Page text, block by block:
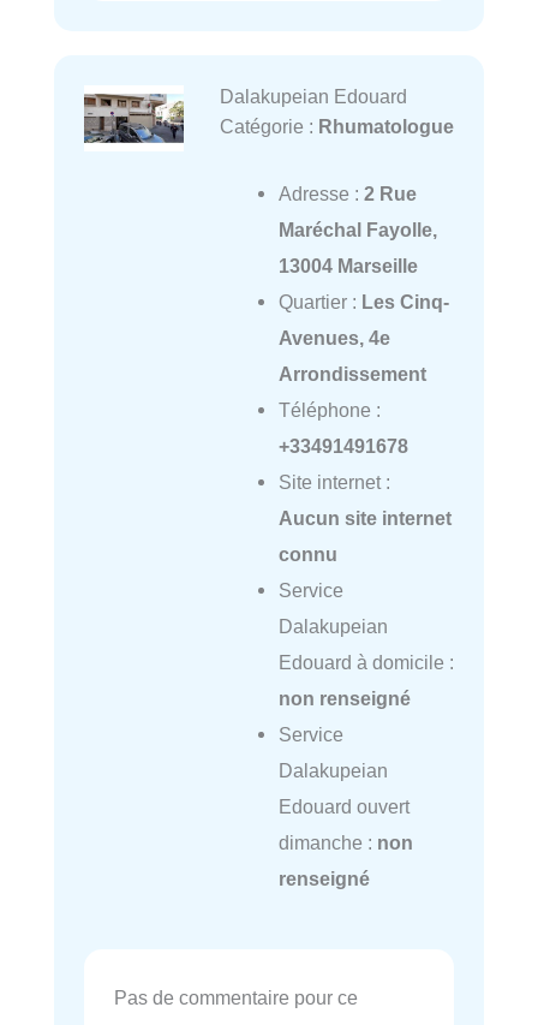
Dalakupeian Edouard
Catégorie : Rhumatologue
Adresse : 2 Rue
Maréchal Fayolle,
13004 Marseille
Quartier : Les Cinq-
Avenues, 4e
Arrondissement
Téléphone :
+33491491678
Site internet :
Aucun site internet
connu
Service
Dalakupeian
Edouard à domicile :
non renseigné
Service
Dalakupeian
Edouard ouvert
dimanche : non
renseigné
Pas de commentaire pour ce